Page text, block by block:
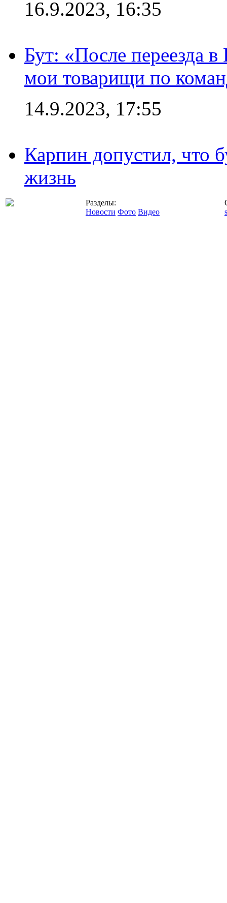
16.9.2023, 16:35
Бут: «После переезда
мои товарищи по
14.9.2023, 17:55
Карпин допустил, что
жизнь
Разделы:
Новости Фото Видео